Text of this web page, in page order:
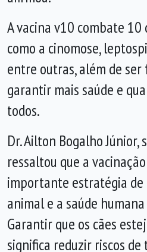
A vacina v10 combate 10
como a cinomose,
entre outras, além de
garantir mais saúde e
todos.
Dr. Ailton Bogalho Júnior,
ressaltou que a
importante estratégia de
animal e a saúde
Garantir que os cães
significa reduzir riscos de